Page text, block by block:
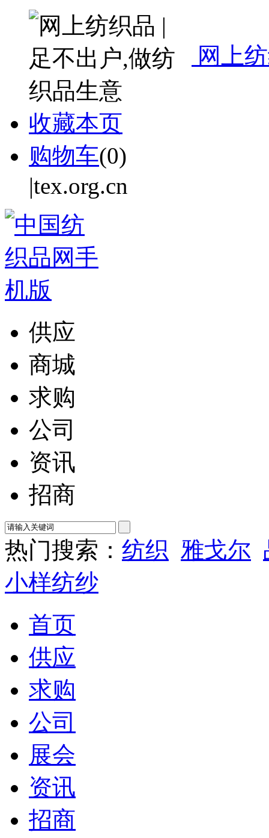
网上
收藏本页
购物车(0)
|tex.org.cn
供应
商城
求购
公司
资讯
招商
热门搜索： 纺织 雅戈尔
小样纺纱
首页
供应
求购
公司
展会
资讯
招商